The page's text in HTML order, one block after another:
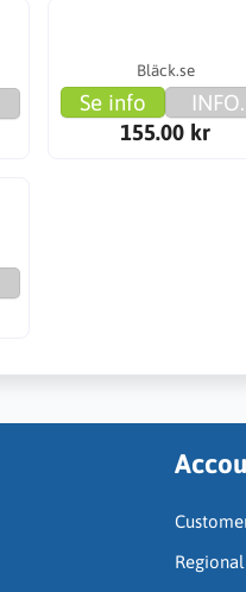
Bläck.se
Se info
INFO.
155.00 kr